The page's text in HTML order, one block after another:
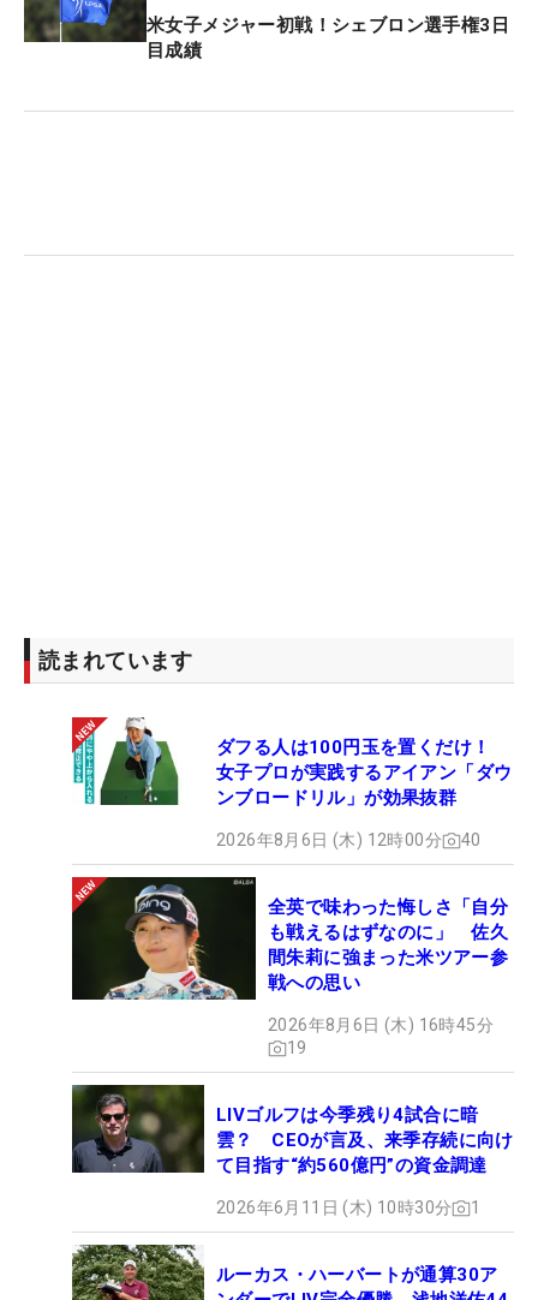
米女子メジャー初戦！シェブロン選手権3日
目成績
読まれています
ダフる人は100円玉を置くだけ！
女子プロが実践するアイアン「ダウ
ンブロードリル」が効果抜群
2026年8月6日 (木) 12時00分 40
全英で味わった悔しさ「自分
も戦えるはずなのに」 佐久
間朱莉に強まった米ツアー参
戦への思い
2026年8月6日 (木) 16時45分
19
LIVゴルフは今季残り4試合に暗
雲？ CEOが言及、来季存続に向け
て目指す“約560億円”の資金調達
2026年6月11日 (木) 10時30分 1
ルーカス・ハーバートが通算30ア